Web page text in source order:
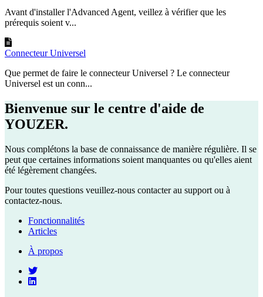
Avant d'installer l'Advanced Agent, veillez à vérifier que les
prérequis soient v...
Connecteur Universel
Que permet de faire le connecteur Universel ? Le connecteur
Universel est un conn...
Bienvenue sur le centre d'aide de
YOUZER.
Nous complétons la base de connaissance de manière régulière. Il se
peut que certaines informations soient manquantes ou qu'elles aient
été légèrement changées.
Pour toutes questions veuillez-nous contacter au support ou à
contactez-nous.
Fonctionnalités
Articles
À propos